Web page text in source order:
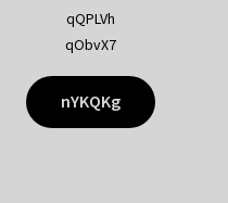
qQPLVh
qObvX7
nYKQKg